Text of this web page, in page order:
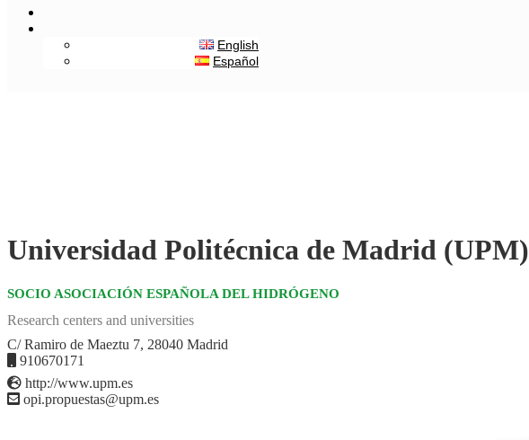
English
Español
Universidad Politécnica de Madrid (UPM)
SOCIO ASOCIACIÓN ESPAÑOLA DEL HIDRÓGENO
Research centers and universities
C/ Ramiro de Maeztu 7, 28040 Madrid
910670171
http://www.upm.es
opi.propuestas@upm.es